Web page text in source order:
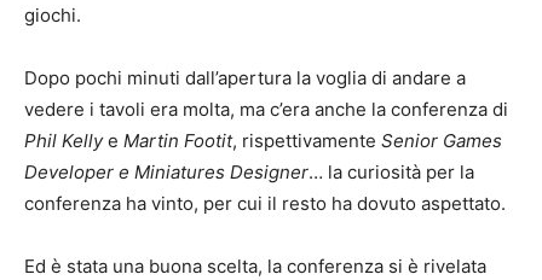
giochi.
Dopo pochi minuti dall’apertura la voglia di andare a
vedere i tavoli era molta, ma c’era anche la conferenza di
Phil Kellye Martin Footit, rispettivamente Senior Games
Developer e Miniatures Designer… la curiosità per la
conferenza ha vinto, per cui il resto ha dovuto aspettato.
Ed è stata una buona scelta, la conferenza si è rivelata